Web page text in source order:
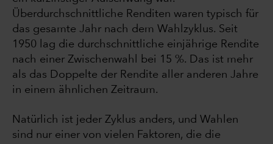
Überdurchschnittliche Renditen waren typisch für
das gesamte Jahr nach dem Wahlzyklus. Seit
1950 lag die durchschnittliche einjährige Rendite
nach einer Zwischenwahl bei 15 %. Das ist mehr
als das Doppelte der Rendite aller anderen Jahre
in einem ähnlichen Zeitraum.
Natürlich ist jeder Zyklus anders, und Wahlen
sind nur einer von vielen Faktoren, die die